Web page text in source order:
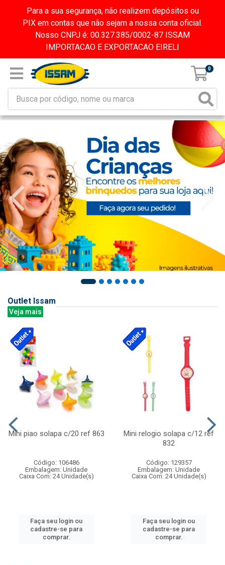
Para a sua segurança, não realizem depósitos ou
PIX em contas que não sejam a nossa conta oficial.
Nosso CNPJ é: 00.327.385/0002-87 ISSAM
IMPORTACAO E EXPORTACAO EIRELI
0
Outlet Issam
Veja mais
Mini piao solapa c/20 ref 863
Código: 106486
Embalagem: Unidade
Caixa Com: 24 Unidade(s)
Faça seu login ou
cadastre-se para
comprar.
Mini relogio solapa c/12 ref
832
Código: 129357
Embalagem: Unidade
Caixa Com: 24 Unidade(s)
Faça seu login ou
cadastre-se para
comprar.